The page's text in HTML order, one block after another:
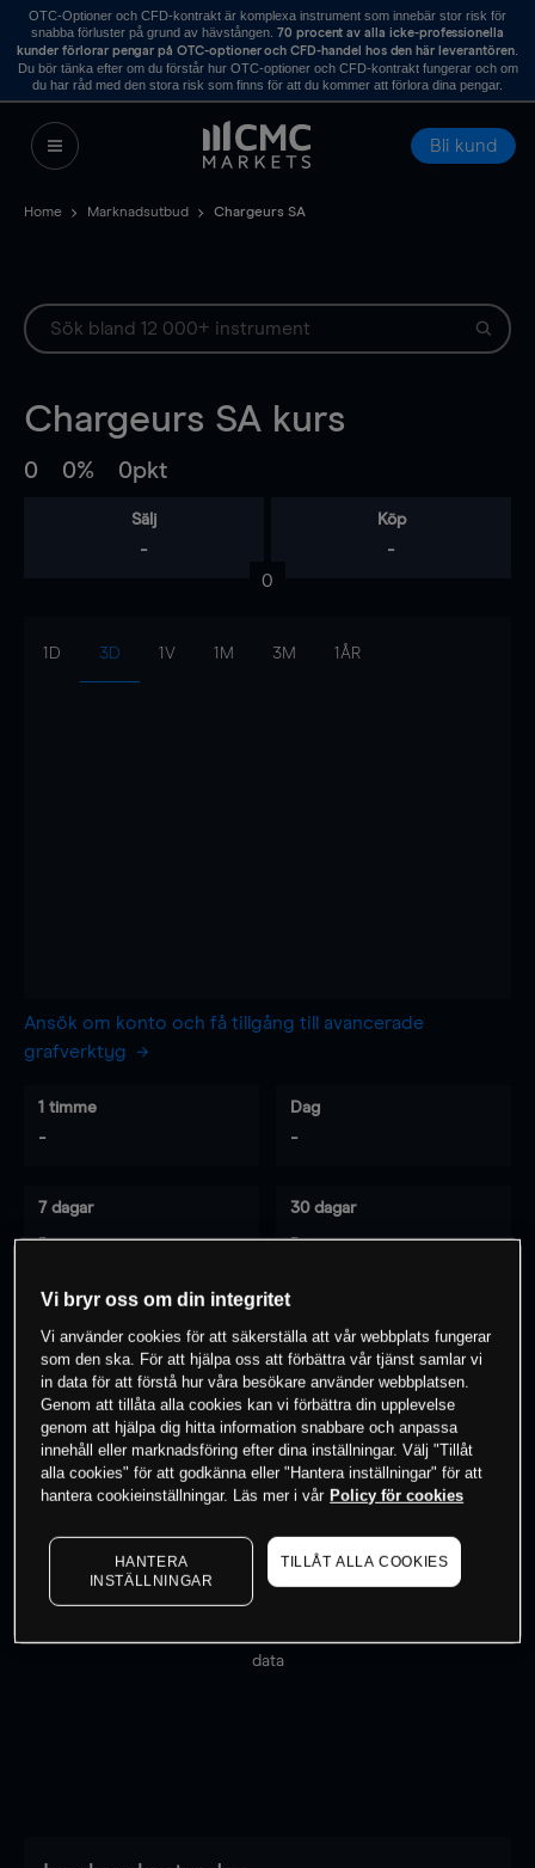
OTC-Optioner och CFD-kontrakt är komplexa instrument som innebär stor risk för
snabba förluster på grund av hävstången. 70 procent av alla icke-professionella
kunder förlorar pengar på OTC-optioner och CFD-handel hos den här leverantören.
Du bör tänka efter om du förstår hur OTC-optioner och CFD-kontrakt fungerar och om
du har råd med den stora risk som finns för att du kommer att förlora dina pengar.
Bli kund
Home Marknadsutbud Chargeurs SA
Chargeurs SA kurs
0 0% 0pkt
Sälj
-
Köp
-
0
1D 3D 1V 1M 3M 1ÅR
Ansök om konto och få tillgång till avancerade
grafverktyg
1 timme
-
Dag
-
7 dagar
-
30 dagar
-
0% av kunderna har enposition i detta
instrument
Börja handla
Priserna är endast vägledande.
data
Vi bryr oss om din integritet
Vi använder cookies för att säkerställa att vår webbplats fungerar
som den ska. För att hjälpa oss att förbättra vår tjänst samlar vi
in data för att förstå hur våra besökare använder webbplatsen.
Genom att tillåta alla cookies kan vi förbättra din upplevelse
genom att hjälpa dig hitta information snabbare och anpassa
innehåll eller marknadsföring efter dina inställningar. Välj "Tillåt
alla cookies" för att godkänna eller "Hantera inställningar" för att
hantera cookieinställningar. Läs mer i vår Policy för cookies
HANTERA
INSTÄLLNINGAR
TILLÅT ALLA COOKIES